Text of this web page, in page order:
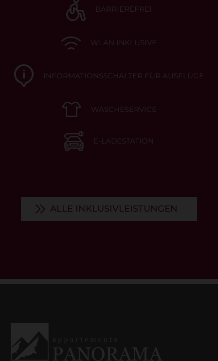
BARRIEREFREI
WLAN INKLUSIVE
INFORMATIONSSCHALTER FÜR AUSFLÜGE
WÄSCHESERVICE
E-LADESTATION
ALLE INKLUSIVLEISTUNGEN